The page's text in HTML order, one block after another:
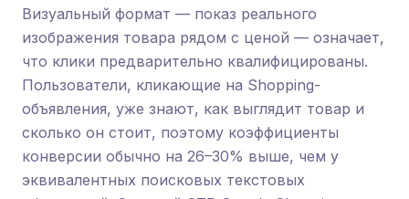
Визуальный формат — показ реального
изображения товара рядом с ценой — означает,
что клики предварительно квалифицированы.
Пользователи, кликающие на Shopping-
объявления, уже знают, как выглядит товар и
сколько он стоит, поэтому коэффициенты
конверсии обычно на 26–30% выше, чем у
эквивалентных поисковых текстовых